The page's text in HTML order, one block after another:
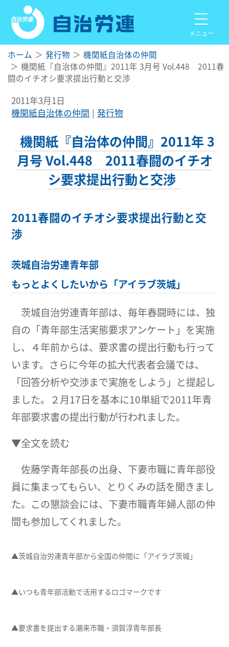
メニュー
ホーム 発行物
機関紙自治体の仲間
機関紙『自治体の仲間』2011年 3月号 Vol.448 2011春
闘のイチオシ要求提出行動と交渉
2011年3月1日
機関紙自治体の仲間
発行物
機関紙『自治体の仲間』2011年 3
月号 Vol.448 2011春闘のイチオ
シ要求提出行動と交渉
2011春闘のイチオシ要求提出行動と交
渉
茨城自治労連青年部
もっとよくしたいから「アイラブ茨城」
茨城自治労連青年部は、毎年春闘時には、独
自の「青年部生活実態要求アンケート」を実施
し、４年前からは、要求書の提出行動も行って
います。さらに今年の拡大代表者会議では、
「回答分析や交渉まで実施をしよう」と提起し
ました。２月17日を基本に10単組で2011年青
年部要求書の提出行動が行われました。
▼全文を読む
佐藤学青年部長の出身、下妻市職に青年部役
員に集まってもらい、とりくみの話を聞きまし
た。この懇談会には、下妻市職青年婦人部の仲
間も参加してくれました。
▲茨城自治労連青年部から全国の仲間に「アイラブ茨城」
▲いつも青年部活動で活用するロゴマークです
▲要求書を提出する潮来市職・須賀淳青年部長